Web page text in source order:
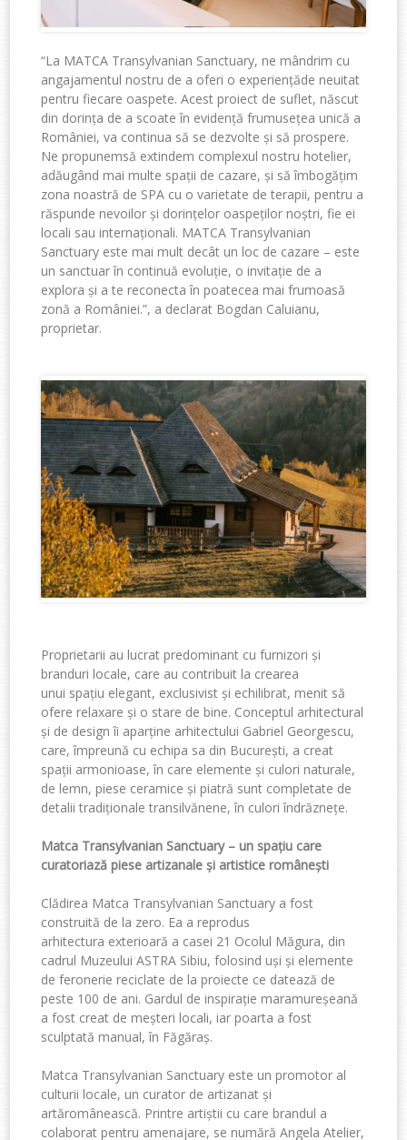
“La MATCA Transylvanian Sanctuary, ne mândrim cu
angajamentul nostru de a oferi o experiențăde neuitat
pentru fiecare oaspete.Acest proiect de suflet, născut
din dorința de a scoate în evidență frumusețea unică a
României,va continua să se dezvolte și să prospere.
Ne propunemsă extindem complexul nostru hotelier,
adăugând mai multe spații de cazare,și să îmbogățim
zona noastră de SPA cu ovarietate deterapii, pentru a
răspunde nevoilor și dorințelor oaspeților noștri, fie ei
locali sau internaționali. MATCA Transylvanian
Sanctuary este mai mult decât un loc de cazare – este
un sanctuar în continuă evoluție, o invitație de a
explorași a te reconectaîn poatecea mai frumoasă
zonă a României.”, a declarat Bogdan Caluianu,
proprietar.
Proprietarii au lucrat predominant cufurnizori și
branduri locale, care au contribuit la crearea
unui spațiu elegant, exclusivistși echilibrat, menit să
ofere relaxareși o stare de bine. Conceptul arhitectural
și de designîi aparține arhitectului Gabriel Georgescu,
care,împreună cu echipa sa din București, a creat
spații armonioase,în care elemente și culori naturale,
de lemn, piese ceramice și piatră sunt completate de
detalii tradiționale transilvănene,în culori îndrăznețe.
Matca Transylvanian Sanctuary – un spațiu care
curatoriază piese artizanale și artistice românești
Clădirea Matca Transylvanian Sanctuary afost
construită de la zero. Ea a reprodus
arhitectura exterioară a casei 21 Ocolul Măgura, din
cadrul Muzeului ASTRA Sibiu,folosind uși și elemente
deferonerie reciclate de la proiecte ce datează de
peste 100 de ani. Gardul de inspirație maramureșeană
afost creat de meșteri locali, iar poarta afost
sculptată manual,în Făgăraș.
Matca Transylvanian Sanctuary este un promotor al
culturii locale, un curator de artizanat și
artăromânească. Printre artiștii cu care brandul a
colaborat pentru amenajare, se numără Angela Atelier,